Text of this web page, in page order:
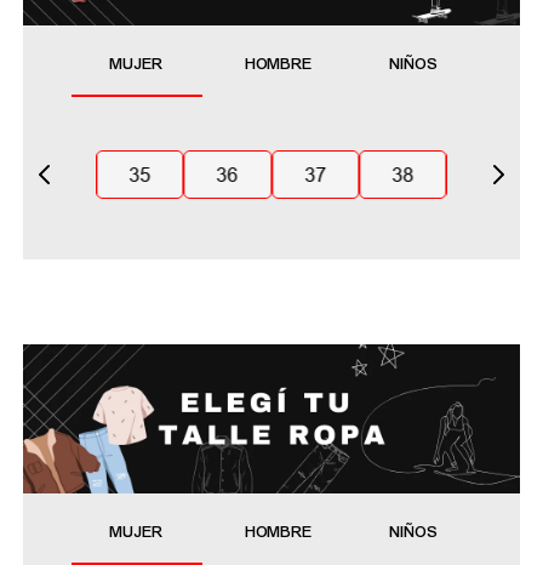
MUJER HOMBRE NIÑOS
35 36 37 38
MUJER HOMBRE NIÑOS